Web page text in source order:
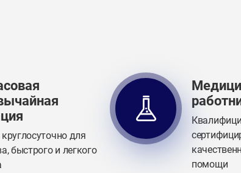
для
быстрого и легкого
помощи